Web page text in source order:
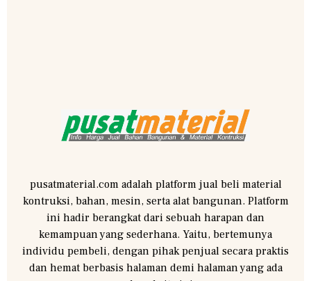
pusatmaterial.com adalah platform jual beli material
kontruksi, bahan, mesin, serta alat bangunan. Platform
ini hadir berangkat dari sebuah harapan dan
kemampuan yang sederhana. Yaitu, bertemunya
individu pembeli, dengan pihak penjual secara praktis
dan hemat berbasis halaman demi halaman yang ada